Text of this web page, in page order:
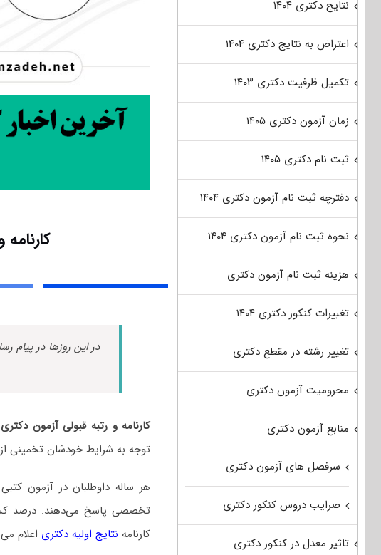
در این روزها در پیام
کارنامه و رتبه قبولی آزمون
توجه به شرایط خودشان تخمینی
هر ساله داوطلبان در آزمون
تخصصی پاسخ می‌دهند. درصد
کارنامه نتایج اولیه دکتری اعلام
نتایج دکتری ۱۴۰۴
اعتراض به نتایج دکتری ۱۴۰۴
تکمیل ظرفیت دکتری ۱۴۰۳
زمان آزمون دکتری ۱۴۰۵
ثبت نام دکتری ۱۴۰۵
دفترچه ثبت نام آزمون دکتری ۱۴۰۴
نحوه ثبت نام آزمون دکتری ۱۴۰۴
هزینه ثبت نام آزمون دکتری
تغییرات کنکور دکتری ۱۴۰۴
تغییر رشته در مقطع دکتری
محرومیت آزمون دکتری
منابع آزمون دکتری
سرفصل های آزمون دکتری
ضرایب دروس کنکور دکتری
تاثیر معدل در کنکور دکتری